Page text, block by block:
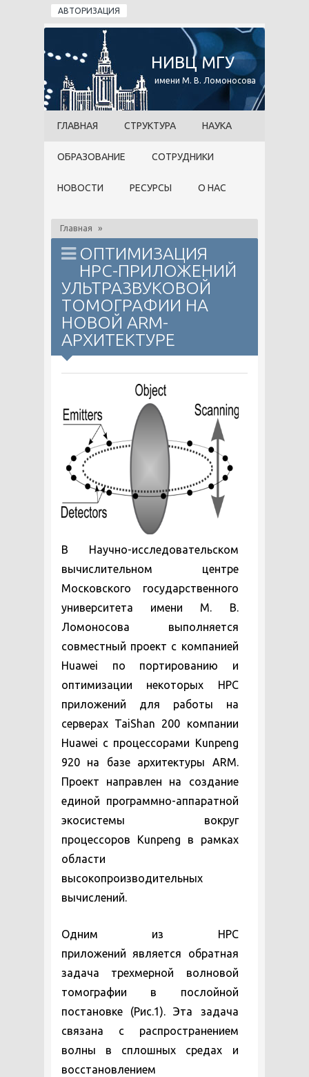
Перейти к основному содержанию
АВТОРИЗАЦИЯ
НИВЦ МГУ
имени М. В. Ломоносова
ГЛАВНАЯ СТРУКТУРА НАУКА
ОБРАЗОВАНИЕ СОТРУДНИКИ
НОВОСТИ РЕСУРСЫ О НАС
Главная »
ОПТИМИЗАЦИЯ
HPC-ПРИЛОЖЕНИЙ
УЛЬТРАЗВУКОВОЙ
ТОМОГРАФИИ НА
НОВОЙ ARM-
АРХИТЕКТУРЕ
В Научно-исследовательском
вычислительном центре
Московского государственного
университета имени М. В.
Ломоносова выполняется
совместный проект с компанией
Huawei по портированию и
оптимизации некоторых HPC
приложений для работы на
серверах TaiShan 200 компании
Huawei с процессорами Kunpeng
920 на базе архитектуры ARM.
Проект направлен на создание
единой программно-аппаратной
экосистемы вокруг
процессоров Kunpeng в рамках
области
высокопроизводительных
вычислений.
Одним из HPC
приложений является обратная
задача трехмерной волновой
томографии в послойной
постановке (Рис.1). Эта задача
связана с распространением
волны в сплошных средах и
восстановлением